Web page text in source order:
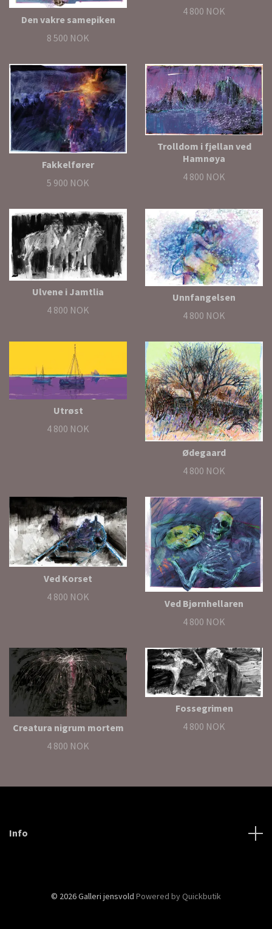
Den vakre samepiken
8 500 NOK
4 800 NOK
Fakkelfører
5 900 NOK
Trolldom i fjellan ved
Hamnøya
4 800 NOK
Ulvene i Jamtlia
4 800 NOK
Unnfangelsen
4 800 NOK
Utrøst
4 800 NOK
Ødegaard
4 800 NOK
Ved Korset
4 800 NOK
Ved Bjørnhellaren
4 800 NOK
Creatura nigrum mortem
4 800 NOK
Fossegrimen
4 800 NOK
Info
© 2026 Galleri jensvold Powered by Quickbutik